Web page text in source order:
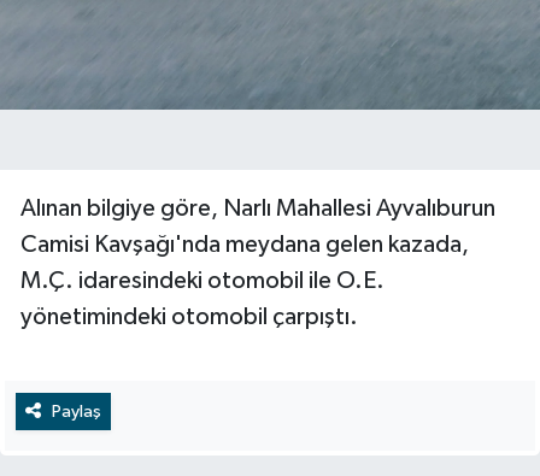
Alınan bilgiye göre, Narlı Mahallesi Ayvalıburun
Camisi Kavşağı'nda meydana gelen kazada,
M.Ç. idaresindeki otomobil ile O.E.
yönetimindeki otomobil çarpıştı.
Paylaş